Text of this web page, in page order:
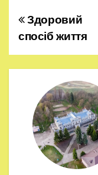
Н
а
в
Здоровий
спосіб життя